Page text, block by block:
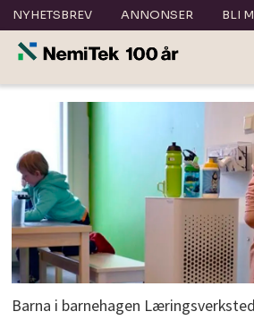
NYHETSBREV ANNONSER BLI
Barna i barnehagen